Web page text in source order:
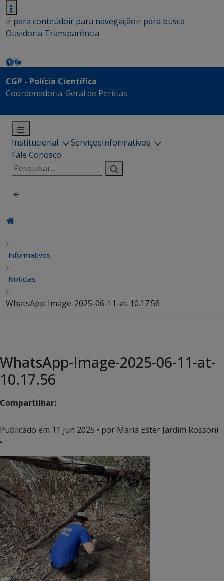
ir para conteúdoir para navegaçãoir para busca
Ouvidoria Transparência
CGP - Polícia Científica
Coordenadoria-Geral de Perícias
Institucional ServiçosInformativos
Fale Conosco
Pesquisar
por:
Informativos
Notícias
WhatsApp-Image-2025-06-11-at-10.17.56
WhatsApp-Image-2025-06-11-at-
10.17.56
Compartilhar:
Publicado em 11 jun 2025 • por Maria Ester Jardim Rossoni
•